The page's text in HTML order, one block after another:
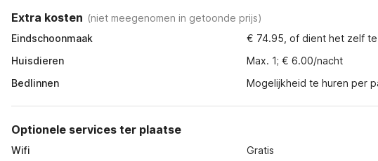
Extra kosten (niet meegenomen in getoonde prijs)
Eindschoonmaak
€ 74.95, of dient het zelf
Huisdieren
Max. 1; € 6.00/nacht
Bedlinnen
Mogelijkheid te huren per
Optionele services ter plaatse
Wifi Gratis